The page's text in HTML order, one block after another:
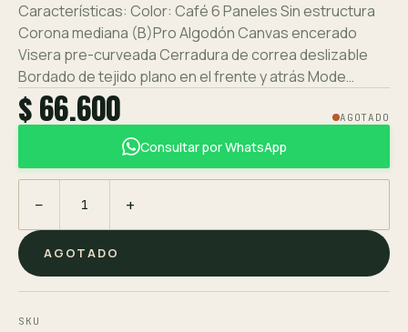
Características: Color: Café 6 Paneles Sin estructura
Corona mediana (B)Pro Algodón Canvas encerado
Visera pre-curveada Cerradura de correa deslizable
Bordado de tejido plano en el frente y atrás Mode…
$ 66.600 AGOTADO
Consultar por WhatsApp
− +
AGOTADO
SKU